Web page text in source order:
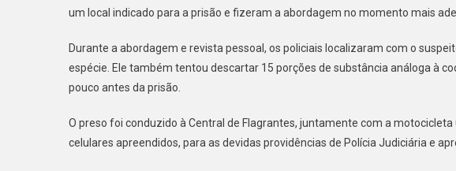
DROGA
LONDRINA
um local indicado para a prisão e fizeram a abordagem no momento mais
Durante a abordagem e revista pessoal, os policiais localizaram com o
espécie. Ele também tentou descartar 15 porções de substância análoga à
pouco antes da prisão.
O preso foi conduzido à Central de Flagrantes, juntamente com a
celulares apreendidos, para as devidas providências de Polícia Judiciária e